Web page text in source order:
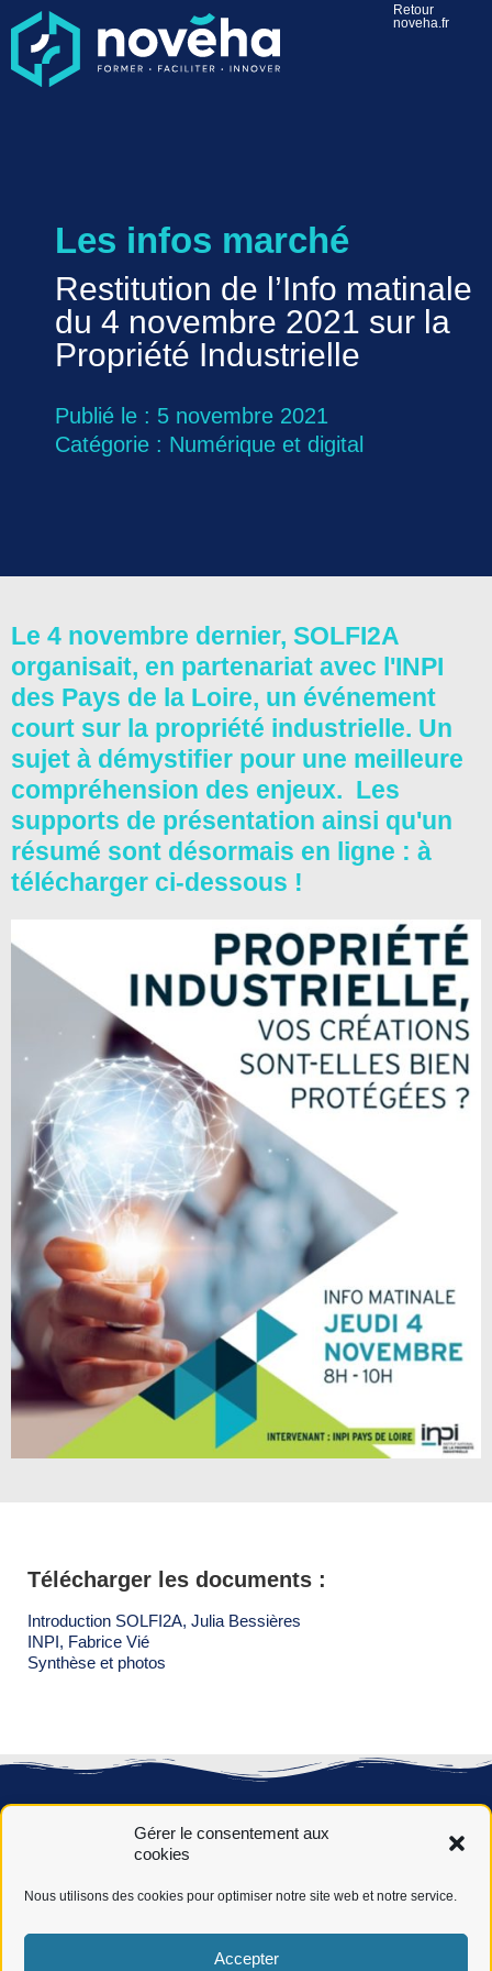
Gérer le consentement aux
cookies
Nous utilisons des cookies pour optimiser notre site web et notre service.
Accepter
Retour
noveha.fr
Les infos marché
Restitution de l’Info matinale
du 4 novembre 2021 sur la
Propriété Industrielle
Publié le : 5 novembre 2021
Catégorie : Numérique et digital
Le 4 novembre dernier, SOLFI2A
organisait, en partenariat avec l'INPI
des Pays de la Loire, un événement
court sur la propriété industrielle. Un
sujet à démystifier pour une meilleure
compréhension des enjeux. Les
supports de présentation ainsi qu'un
résumé sont désormais en ligne : à
télécharger ci-dessous !
Télécharger les documents :
Introduction SOLFI2A, Julia Bessières
INPI, Fabrice Vié
Synthèse et photos
Novéha, 50 ans de service auprès des jeunes, des actifs et